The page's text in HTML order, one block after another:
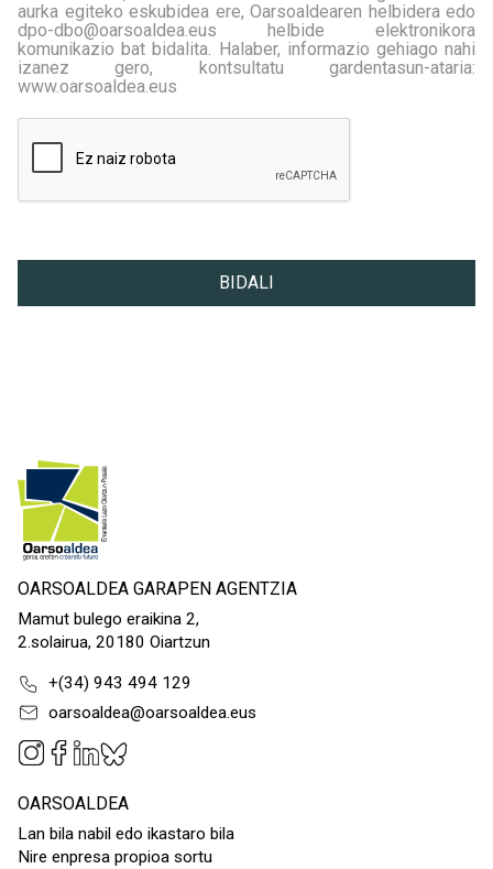
aurka egiteko eskubidea ere, Oarsoaldearen helbidera edo
dpo-dbo@oarsoaldea.eus helbide elektronikora
komunikazio bat bidalita. Halaber, informazio gehiago nahi
izanez gero, kontsultatu gardentasun-ataria:
www.oarsoaldea.eus
BIDALI
OARSOALDEA GARAPEN AGENTZIA
Mamut bulego eraikina 2,
2.solairua, 20180 Oiartzun
+(34) 943 494 129
oarsoaldea@oarsoaldea.eus
OARSOALDEA
Lan bila nabil edo ikastaro bila
Nire enpresa propioa sortu